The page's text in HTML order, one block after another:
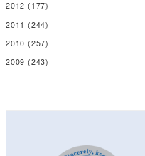
2012 (177)
2011 (244)
2010 (257)
2009 (243)